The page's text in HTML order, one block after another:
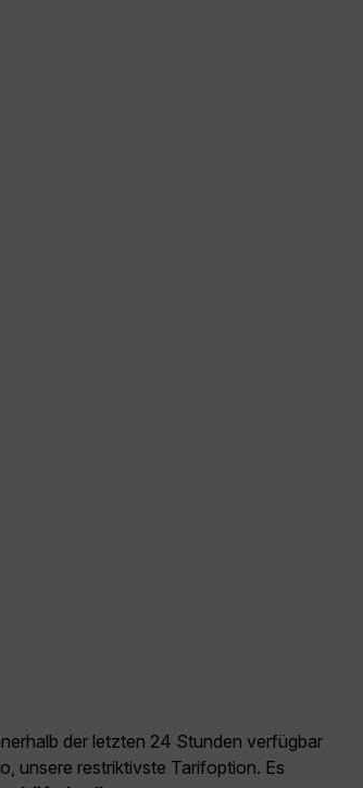
der letzten 24 Stunden verfügbar
unsere restriktivste Tarifoption. Es